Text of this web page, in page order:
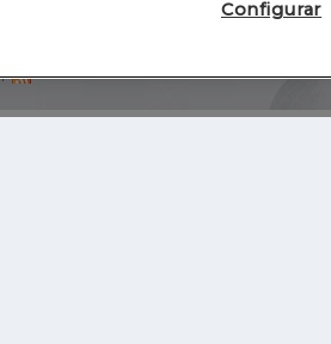
RSS
Configurar